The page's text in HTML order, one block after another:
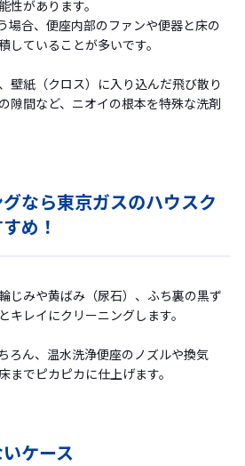
性があります。
場合、便座内部のファンや便器と床の
していることが多いです。
壁紙（クロス）に入り込んだ飛び散り
隙間など、ニオイの根本を特殊な洗剤
なら東京ガスのハウスク
め！
じみや黄ばみ（尿石）、ふち裏の黒ず
キレイにクリーニングします。
ろん、温水洗浄便座のノズルや換気
までピカピカに仕上げます。
ケース